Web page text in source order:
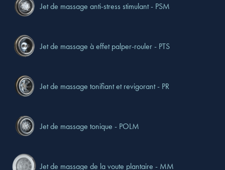
Jet de massage anti-stress stimulant - PSM
Jet de massage à effet palper-rouler - PTS
Jet de massage tonifiant et revigorant - PR
Jet de massage tonique - POLM
Jet de massage de la voute plantaire - MM